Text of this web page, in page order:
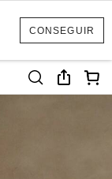
CONSEGUIR